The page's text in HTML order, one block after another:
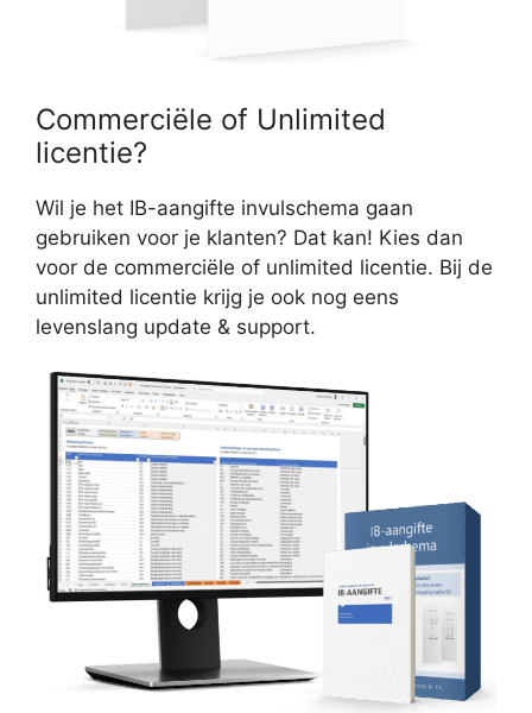
Commerciële of Unlimited
licentie?
Wil je het IB-aangifte invulschema gaan
gebruiken voor je klanten? Dat kan! Kies dan
voor de commerciële of unlimited licentie. Bij de
unlimited licentie krijg je ook nog eens
levenslang update & support.